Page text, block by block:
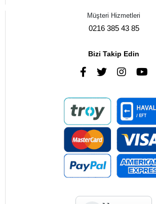
Müşteri Hizmetleri
0216 385 43 85
Bizi Takip Edin